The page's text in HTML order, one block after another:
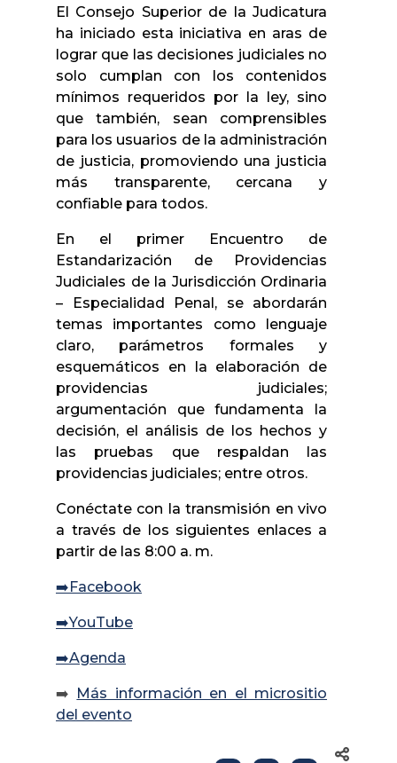
El Consejo Superior de la Judicatura
ha iniciado esta iniciativa en aras de
lograr que las decisiones judiciales no
solo cumplan con los contenidos
mínimos requeridos por la ley, sino
que también, sean comprensibles
para los usuarios de la administración
de justicia, promoviendo una justicia
más transparente, cercana y
confiable para todos.
En el primer Encuentro de
Estandarización de Providencias
Judiciales de la Jurisdicción Ordinaria
– Especialidad Penal, se abordarán
temas importantes como lenguaje
claro, parámetros formales y
esquemáticos en la elaboración de
providencias judiciales;
argumentación que fundamenta la
decisión, el análisis de los hechos y
las pruebas que respaldan las
providencias judiciales; entre otros.
Conéctate con la transmisión en vivo
a través de los siguientes enlaces a
partir de las 8:00 a. m.
➡️Facebook
➡️YouTube
➡️Agenda
➡️ Más información en el micrositio
del evento